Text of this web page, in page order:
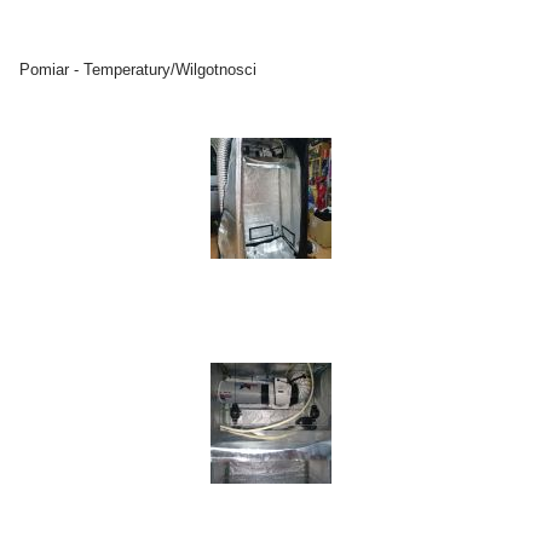
Pomiar - Temperatury/Wilgotnosci